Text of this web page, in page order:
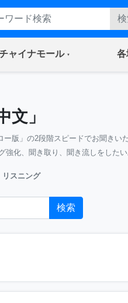
ャイナモール(current) 各
文」
版」の2段階スピードでお聞きいた
化、聞き取り、聞き流しをしたい
スニング
検索